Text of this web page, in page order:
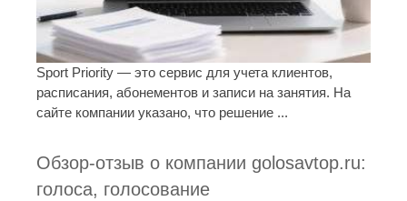
Sport Priority — это сервис для учета клиентов,
расписания, абонементов и записи на занятия. На
сайте компании указано, что решение ...
Обзор-отзыв о компании golosavtop.ru:
голоса, голосование